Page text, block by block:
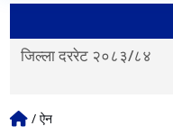
गाउँपालिका तथा
/ ऐन